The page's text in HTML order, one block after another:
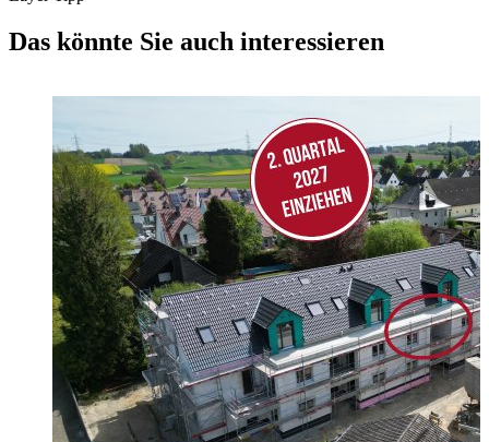
Das könnte Sie auch interessieren